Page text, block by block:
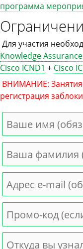
программа
Для участия
Knowledge Assurance
Cisco ICND1 + Cisco
ВНИМАНИЕ: Занятия
регистрация